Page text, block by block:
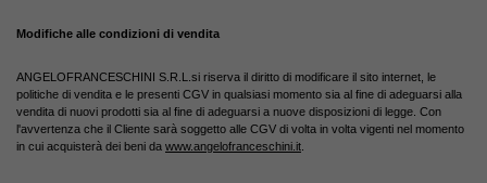
Modifiche alle condizioni di vendita
ANGELOFRANCESCHINI S.R.L.si riserva il diritto di modificare il sito internet, le
politiche di vendita e le presenti CGV in qualsiasi momento sia al fine di adeguarsi alla
vendita di nuovi prodotti sia al fine di adeguarsi a nuove disposizioni di legge. Con
l'avvertenza che il Cliente sarà soggetto alle CGV di volta in volta vigenti nel momento
in cui acquisterà dei beni da www.angelofranceschini.it